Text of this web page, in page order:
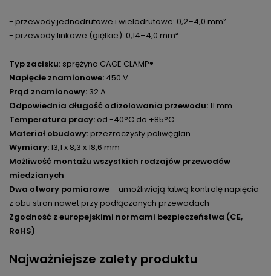
- przewody jednodrutowe i wielodrutowe: 0,2–4,0 mm²
- przewody linkowe (giętkie): 0,14–4,0 mm²
Typ zacisku: sprężyna CAGE CLAMP®
Napięcie znamionowe: 450 V
Prąd znamionowy: 32 A
Odpowiednia długość odizolowania przewodu:11 mm
Temperatura pracy: od -40°C do +85°C
Materiał obudowy:przezroczysty poliwęglan
Wymiary:13,1 x 8,3 x 18,6 mm
Możliwość montażu wszystkich rodzajów przewodów
miedzianych
Dwa otwory pomiarowe – umożliwiają łatwą kontrolę napięcia
z obu stron nawet przy podłączonych przewodach
Zgodność z europejskimi normami bezpieczeństwa (CE,
RoHS)
Najważniejsze zalety produktu